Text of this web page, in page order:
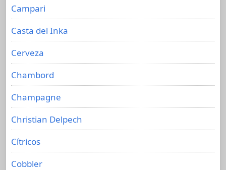
Campari
Casta del Inka
Cerveza
Chambord
Champagne
Christian Delpech
Cítricos
Cobbler